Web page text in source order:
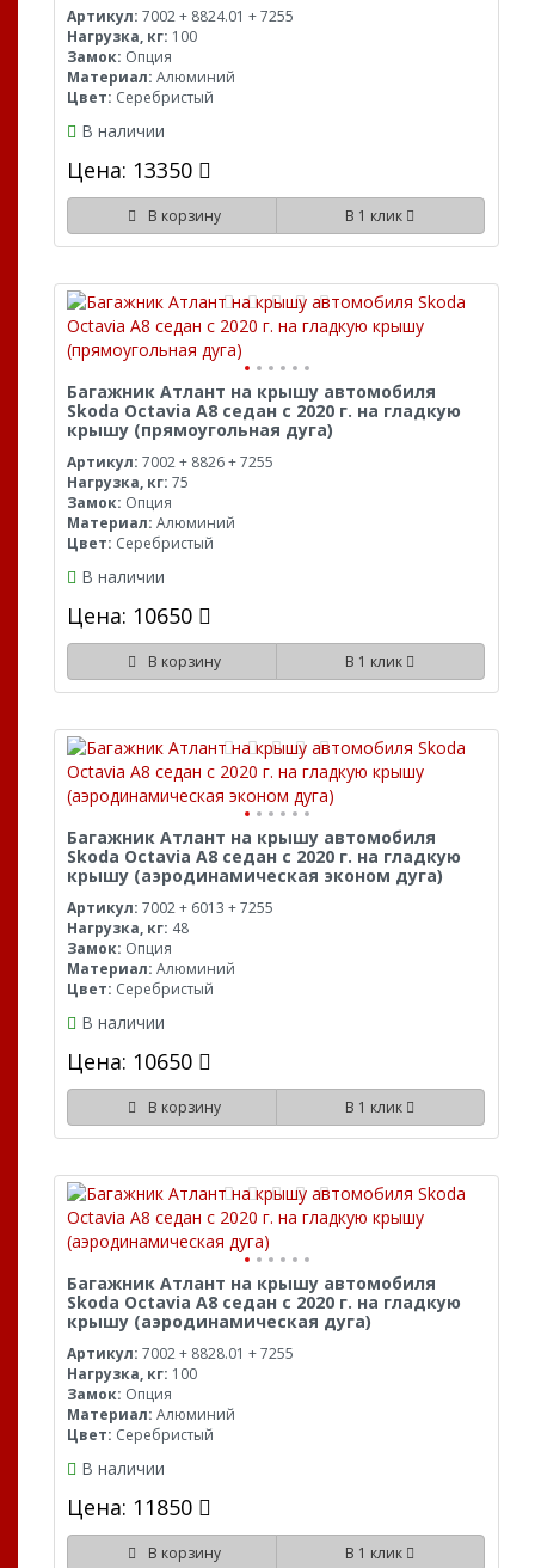
Артикул: 7002 + 8824.01 + 7255
Нагрузка, кг: 100
Замок: Опция
Материал: Алюминий
Цвет: Серебристый
В наличии
Цена: 13350
В корзину В 1 клик
Багажник Атлант на крышу автомобиля
Skoda Octavia A8 седан с 2020 г. на гладкую
крышу (прямоугольная дуга)
Артикул: 7002 + 8826 + 7255
Нагрузка, кг: 75
Замок: Опция
Материал: Алюминий
Цвет: Серебристый
В наличии
Цена: 10650
В корзину В 1 клик
Багажник Атлант на крышу автомобиля
Skoda Octavia A8 седан с 2020 г. на гладкую
крышу (аэродинамическая эконом дуга)
Артикул: 7002 + 6013 + 7255
Нагрузка, кг: 48
Замок: Опция
Материал: Алюминий
Цвет: Серебристый
В наличии
Цена: 10650
В корзину В 1 клик
Багажник Атлант на крышу автомобиля
Skoda Octavia A8 седан с 2020 г. на гладкую
крышу (аэродинамическая дуга)
Артикул: 7002 + 8828.01 + 7255
Нагрузка, кг: 100
Замок: Опция
Материал: Алюминий
Цвет: Серебристый
В наличии
Цена: 11850
В корзину В 1 клик